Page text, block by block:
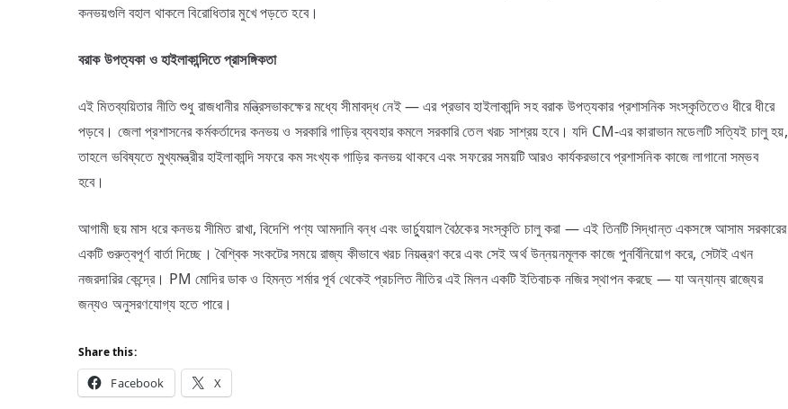
কনভয়গুলি বহাল থাকলে বিরোধিতার মুখে পড়তে হবে।
বরাকউপত্যকাওহাইলাকান্দিতেপ্রাসঙ্গিকতা
এই মিতব্যয়িতার নীতি শুধু রাজধানীর মন্ত্রিসভাকক্ষের মধ্যে সীমাবদ্ধ নেই — এর প্রভাব হাইলাকান্দি সহ বরাক উপত্যকার প্রশাসনিক সংস্কৃতিতেও ধীরে ধীরে
পড়বে। জেলা প্রশাসনের কর্মকর্তাদের কনভয় ও সরকারি গাড়ির ব্যবহার কমলে সরকারি তেল খরচ সাশ্রয় হবে। যদি CM-এর কারাভান মডেলটি সত্যিই চালু হয়,
তাহলে ভবিষ্যতে মুখ্যমন্ত্রীর হাইলাকান্দি সফরে কম সংখ্যক গাড়ির কনভয় থাকবে এবং সফরের সময়টি আরও কার্যকরভাবে প্রশাসনিক কাজে লাগানো সম্ভব
হবে।
আগামী ছয় মাস ধরে কনভয় সীমিত রাখা, বিদেশি পণ্য আমদানি বন্ধ এবং ভার্চ্যুয়াল বৈঠকের সংস্কৃতি চালু করা — এই তিনটি সিদ্ধান্ত একসঙ্গে আসাম সরকারের
একটি গুরুত্বপূর্ণ বার্তা দিচ্ছে। বৈশ্বিক সংকটের সময়ে রাজ্য কীভাবে খরচ নিয়ন্ত্রণ করে এবং সেই অর্থ উন্নয়নমূলক কাজে পুনর্বিনিয়োগ করে, সেটাই এখন
নজরদারির কেন্দ্রে। PM মোদির ডাক ও হিমন্ত শর্মার পূর্ব থেকেই প্রচলিত নীতির এই মিলন একটি ইতিবাচক নজির স্থাপন করছে — যা অন্যান্য রাজ্যের
জন্যও অনুসরণযোগ্য হতে পারে।
Share this:
Facebook X